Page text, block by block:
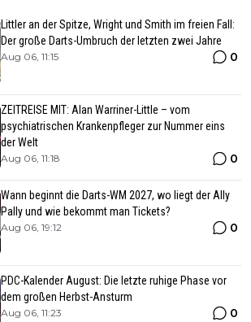
Littler an der Spitze, Wright und Smith im freien Fall:
Der große Darts-Umbruch der letzten zwei Jahre
Aug 06, 11:15 0
ZEITREISE MIT: Alan Warriner-Little – vom
psychiatrischen Krankenpfleger zur Nummer eins
der Welt
Aug 06, 11:18 0
Wann beginnt die Darts-WM 2027, wo liegt der Ally
Pally und wie bekommt man Tickets?
Aug 06, 19:12 0
PDC-Kalender August: Die letzte ruhige Phase vor
dem großen Herbst-Ansturm
Aug 06, 11:23 0